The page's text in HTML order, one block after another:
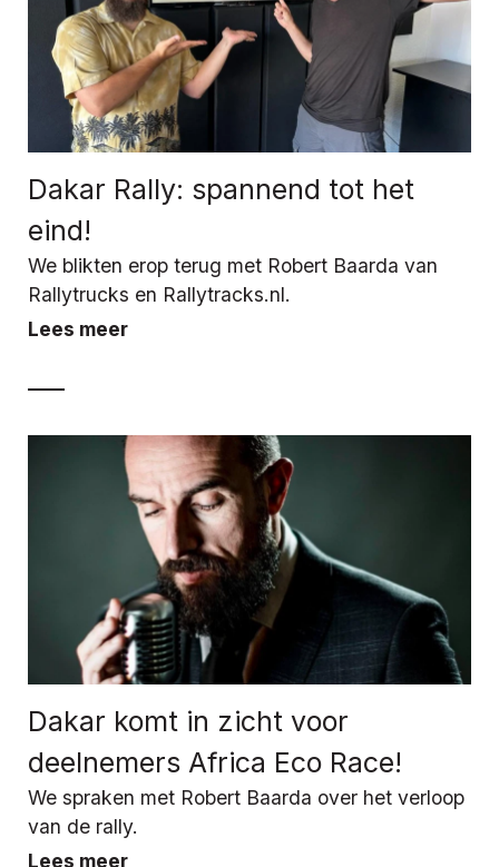
Dakar Rally: spannend tot het
eind!
We blikten erop terug met Robert Baarda van
Rallytrucks en Rallytracks.nl.
Lees meer
Dakar komt in zicht voor
deelnemers Africa Eco Race!
We spraken met Robert Baarda over het verloop
van de rally.
Lees meer